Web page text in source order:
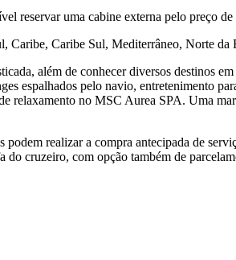
reservar uma cabine externa pelo preço de
Caribe Sul, Mediterrâneo, Norte
além de conhecer diversos destinos
espalhados pelo navio, entretenimento
relaxamento no MSC Aurea SPA. Uma
realizar a compra antecipada de
do cruzeiro, com opção também de